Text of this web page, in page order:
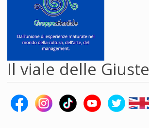
Il viale delle Giuste